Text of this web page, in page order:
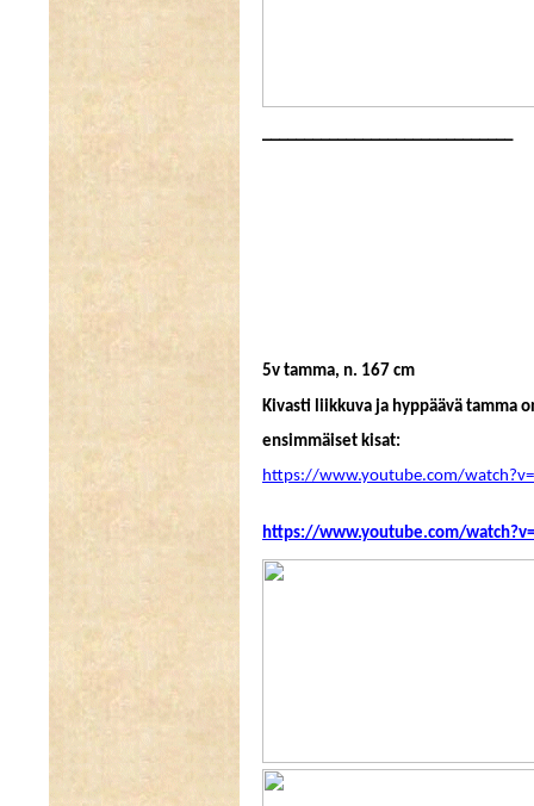
5v tamma, n. 167 cm
Kivasti liikkuva ja hyppäävä tamma
ensimmäiset kisat:
https://www.youtube.com/
https://www.youtube.com/